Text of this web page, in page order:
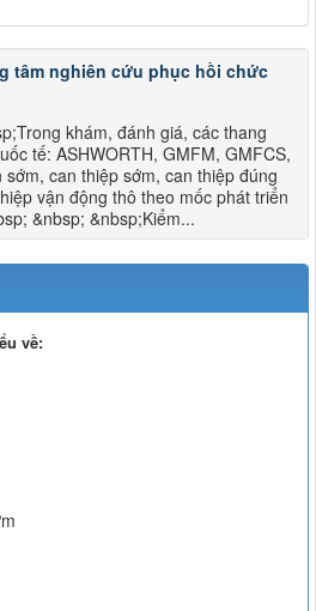
tâm nghiên cứu phục hồi chức
khám, đánh giá, các thang
tế: ASHWORTH, GMFM, GMFCS,
can thiệp sớm, can thiệp đúng
vận động thô theo mốc phát triển
&nbsp; &nbsp;Kiểm...
về: